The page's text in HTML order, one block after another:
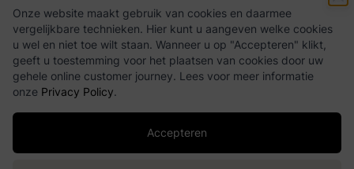
Onze website maakt gebruik van cookies en daarmee
vergelijkbare technieken. Hier kunt u aangeven welke cookies
u wel en niet toe wilt staan. Wanneer u op "Accepteren" klikt,
geeft u toestemming voor het plaatsen van cookies door uw
gehele online customer journey. Lees voor meer informatie
onze Privacy Policy.
Accepteren
Algemene voorwaarden Privacy Policy